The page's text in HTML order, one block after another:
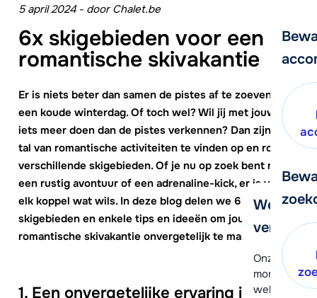
We
verder!
Onze
moment
wel alvast
5 april 2024 - doorChalet.be
6x skigebieden voor een
romantische skivakantie
Er is niets beter dan samen de pistes af te zoeven op
een koude winterdag. Of toch wel? Wil jij met jouw lief
iets meer doen dan de pistes verkennen? Dan zijn er
tal van romantische activiteiten te vinden op en rond
verschillende skigebieden. Of je nu op zoek bent naar
een rustig avontuur of een adrenaline-kick, er is voor
elk koppel wat wils. In deze blog delen we 6
skigebieden en enkele tips en ideeën om jouw
romantische skivakantie onvergetelijk te maken.
1. Een onvergetelijke ervaring in